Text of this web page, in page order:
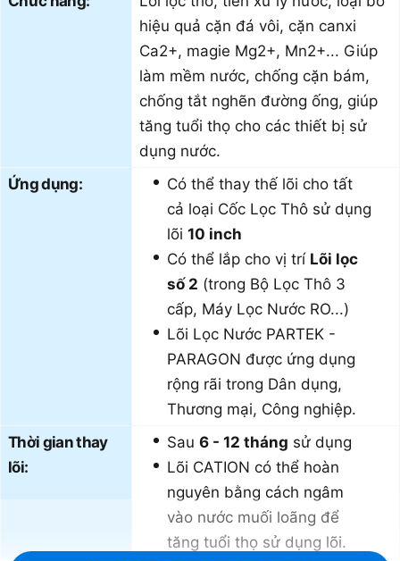
hiệu quả cặn đá vôi, cặn canxi
Ca2+, magie Mg2+, Mn2+... Giúp
làm mềm nước, chống cặn bám,
chống tắt nghẽn đường ống, giúp
tăng tuổi thọ cho các thiết bị sử
dụng nước.
Ứng dụng:
Có thể thay thế lõi cho tất
cả loại Cốc Lọc Thô sử dụng
lõi 10 inch
Có thể lắp cho vị trí Lõi lọc
số 2 (trong Bộ Lọc Thô 3
cấp, Máy Lọc Nước RO...)
Lõi Lọc Nước PARTEK -
PARAGON được ứng dụng
rộng rãi trong Dân dụng,
Thương mại, Công nghiệp.
Thời gian thay
lõi:
Sau 6 - 12 tháng sử dụng
Lõi CATION có thể hoàn
nguyên bằng cách ngâm
vào nước muối loãng để
tăng tuổi thọ sử dụng lõi.